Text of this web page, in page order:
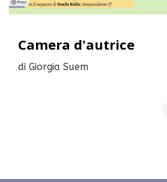
Camera d'autrice
di Giorgia Suem